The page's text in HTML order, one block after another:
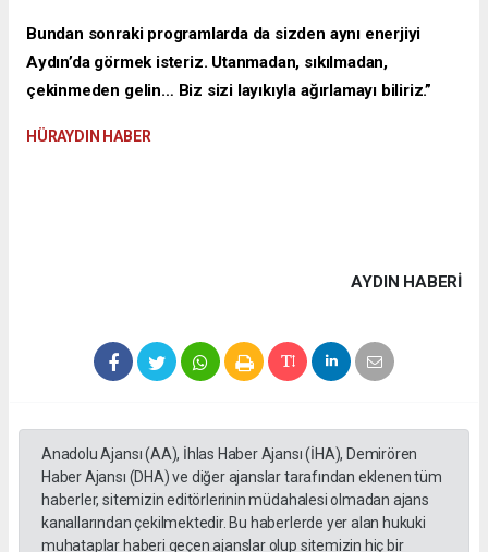
Bundan sonraki programlarda da sizden aynı enerjiyi
Aydın’da görmek isteriz. Utanmadan, sıkılmadan,
çekinmeden gelin… Biz sizi layıkıyla ağırlamayı biliriz.”
HÜRAYDIN HABER
AYDIN HABERİ
Anadolu Ajansı (AA), İhlas Haber Ajansı (İHA), Demirören
Haber Ajansı (DHA) ve diğer ajanslar tarafından eklenen tüm
haberler, sitemizin editörlerinin müdahalesi olmadan ajans
kanallarından çekilmektedir. Bu haberlerde yer alan hukuki
muhataplar haberi geçen ajanslar olup sitemizin hiç bir